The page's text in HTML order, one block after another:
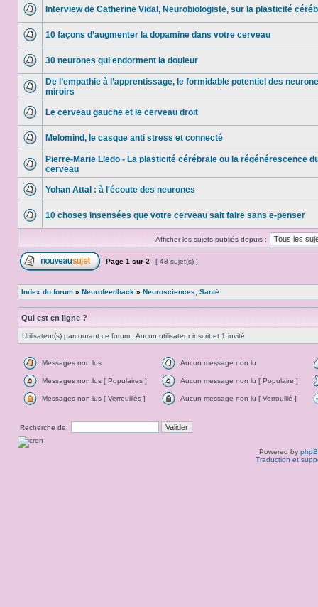
Interview de Catherine Vidal, Neurobiologiste, sur la plasticité
10 façons d’augmenter la dopamine dans votre cerveau
30 neurones qui endorment la douleur
De l’empathie à l’apprentissage, le formidable potentiel des
miroirs
Le cerveau gauche et le cerveau droit
Melomind, le casque anti stress et connecté
Pierre-Marie Lledo - La plasticité cérébrale ou la régénérescence
cerveau
Yohan Attal : à l'écoute des neurones
10 choses insensées que votre cerveau sait faire sans e-penser
Afficher les sujets publiés depuis :
Page 1 sur 2 [ 48 sujet(s) ]
Index du forum » Neurofeedback » Neurosciences, Santé
Qui est en ligne ?
Utilisateur(s) parcourant ce forum : Aucun utilisateur inscrit et 1 invité
Messages non lus Aucun message non lu
Messages non lus [ Populaires ] Aucun message non lu [ Populaire ]
Messages non lus [ Verrouillés ] Aucun message non lu [ Verrouillé ]
Recherche de:
Powered by
Traduction et